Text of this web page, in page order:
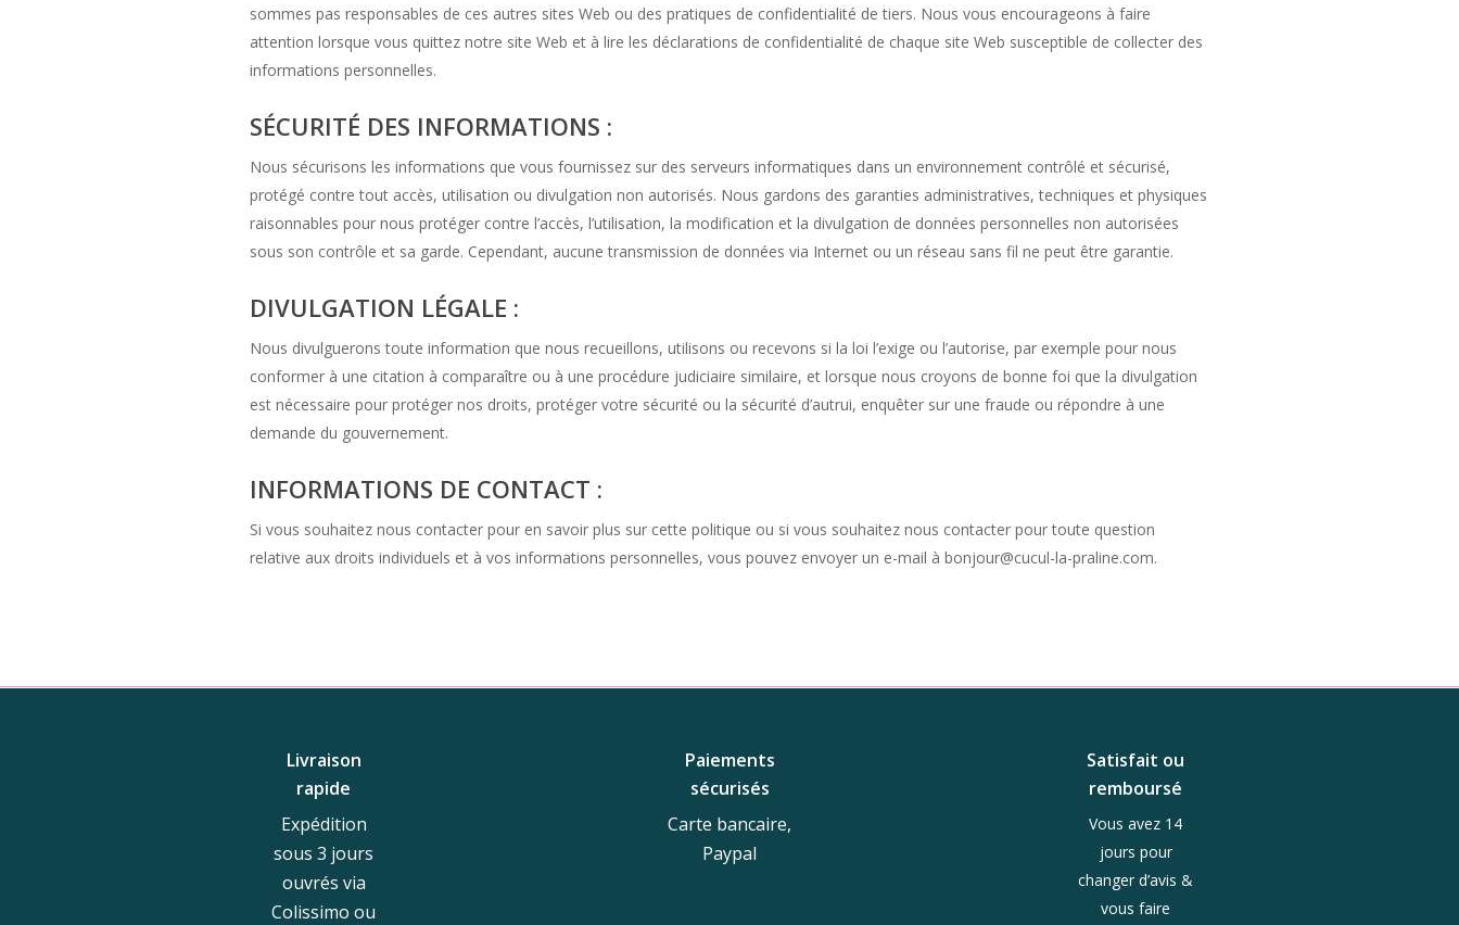
sommes pas responsables de ces autres sites Web ou des pratiques de confidentialité de tiers. Nous vous encourageons à faire
attention lorsque vous quittez notre site Web et à lire les déclarations de confidentialité de chaque site Web susceptible de collecter des
informations personnelles.
SÉCURITÉ DES INFORMATIONS :
Nous sécurisons les informations que vous fournissez sur des serveurs informatiques dans un environnement contrôlé et sécurisé,
protégé contre tout accès, utilisation ou divulgation non autorisés. Nous gardons des garanties administratives, techniques et physiques
raisonnables pour nous protéger contre l’accès, l’utilisation, la modification et la divulgation de données personnelles non autorisées
sous son contrôle et sa garde. Cependant, aucune transmission de données via Internet ou un réseau sans fil ne peut être garantie.
DIVULGATION LÉGALE :
Nous divulguerons toute information que nous recueillons, utilisons ou recevons si la loi l’exige ou l’autorise, par exemple pour nous
conformer à une citation à comparaître ou à une procédure judiciaire similaire, et lorsque nous croyons de bonne foi que la divulgation
est nécessaire pour protéger nos droits, protéger votre sécurité ou la sécurité d’autrui, enquêter sur une fraude ou répondre à une
demande du gouvernement.
INFORMATIONS DE CONTACT :
Si vous souhaitez nous contacter pour en savoir plus sur cette politique ou si vous souhaitez nous contacter pour toute question
relative aux droits individuels et à vos informations personnelles, vous pouvez envoyer un e-mail à bonjour@cucul-la-praline.com.
Livraison
rapide
Expédition
sous 3 jours
ouvrés via
Colissimo ou
Paiements
sécurisés
Carte bancaire,
Paypal
Satisfait ou
remboursé
Vous avez 14
jours pour
changer d’avis &
vous faire